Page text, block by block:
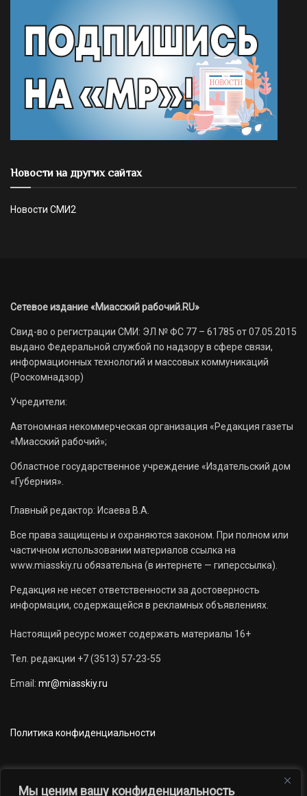
Мы ценим вашу конфиденциальность
Новости на других сайтах
Новости СМИ2
Сетевое издание «Миасский рабочий.RU»
Свид-во о регистрации СМИ: ЭЛ № ФС 77 – 61785 от 07.05.2015
выдано Федеральной службой по надзору в сфере связи,
информационных технологий и массовых коммуникаций
(Роскомнадзор)
Учредители:
Автономная некоммерческая организация «Редакция газеты
«Миасский рабочий»;
Областное государственное учреждение «Издательский дом
«Губерния».
Главный редактор: Исаева В.А.
Все права защищены и охраняются законом. При полном или
частичном использовании материалов ссылка на
www.miasskiy.ru обязательна (в интернете — гиперссылка).
Редакция не несет ответственности за достоверность
информации, содержащейся в рекламных объявлениях.
Настоящий ресурс может содержать материалы 16+
Тел. редакции +7 (3513) 57-23-55
Email: mr@miasskiy.ru
Политика конфиденциальности